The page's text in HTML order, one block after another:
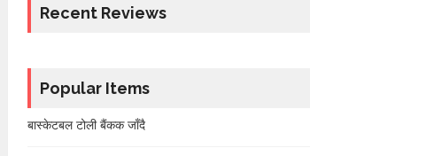
Recent Reviews
Popular Items
बास्केटबल टोली बैंकक जाँदै